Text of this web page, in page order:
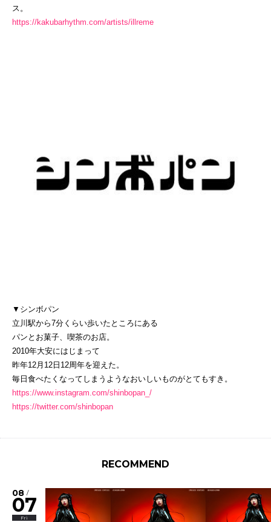
ス。
https://kakubarhythm.com/artists/illreme
▼シンボパン
立川駅から7分くらい歩いたところにある
パンとお菓子、喫茶のお店。
2010年大安にはじまって
昨年12月12日12周年を迎えた。
毎日食べたくなってしまうようなおいしいものがとてもすき。
https://www.instagram.com/shinbopan_/
https://twitter.com/shinbopan
RECOMMEND
08 /
07
Fri